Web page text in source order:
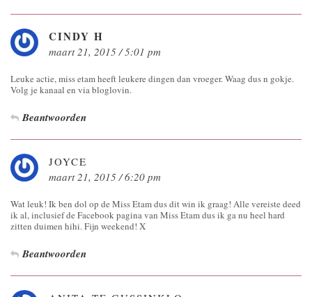
CINDY H
maart 21, 2015 / 5:01 pm
Leuke actie, miss etam heeft leukere dingen dan vroeger. Waag dus n gokje.
Volg je kanaal en via bloglovin.
Beantwoorden
JOYCE
maart 21, 2015 / 6:20 pm
Wat leuk! Ik ben dol op de Miss Etam dus dit win ik graag! Alle vereiste deed
ik al, inclusief de Facebook pagina van Miss Etam dus ik ga nu heel hard
zitten duimen hihi. Fijn weekend! X
Beantwoorden